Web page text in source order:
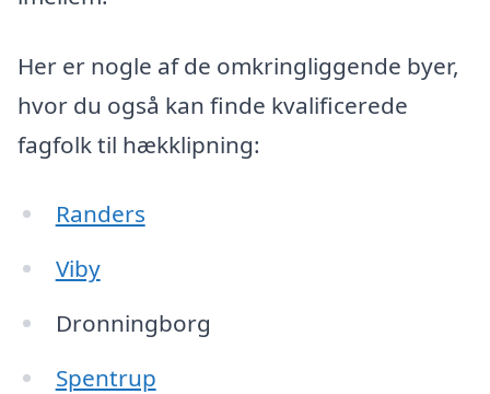
Her er nogle af de omkringliggende byer,
hvor du også kan finde kvalificerede
fagfolk til hækklipning:
Randers
Viby
Dronningborg
Spentrup